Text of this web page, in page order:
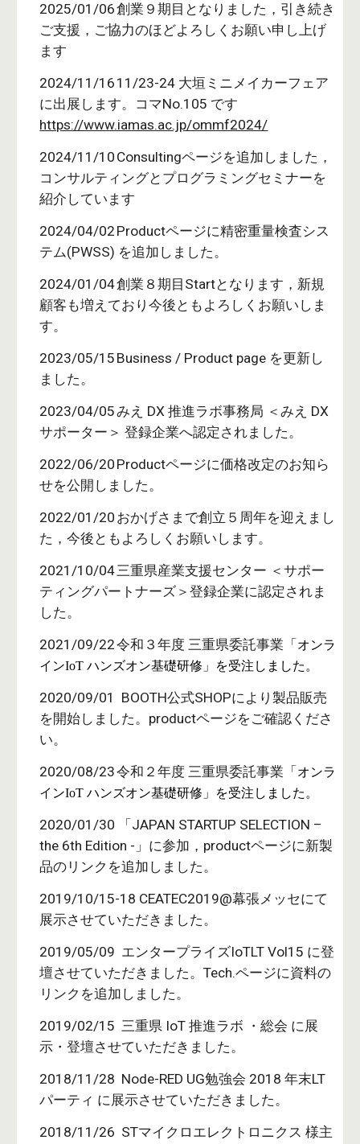
2025/01/06創業９期目となりました，引き続き
ご支援，ご協力のほどよろしくお願い申し上げ
ます
2024/11/16 11/23-24 大垣ミニメイカーフェア
に出展します。コマNo.105 です
https://www.iamas.ac.jp/ommf2024/
2024/11/10 Consultingページを追加しました，
コンサルティングとプログラミングセミナーを
紹介しています
2024/04/02 Productページに精密重量検査シス
テム(PWSS) を追加しました。
2024/01/04創業８期目Startとなります，新規
顧客も増えており今後ともよろしくお願いしま
す。
2023/05/15 Business / Product page を更新し
ました。
2023/04/05みえ DX 推進ラボ事務局 ＜みえ DX
サポーター＞ 登録企業へ認定されました。
2022/06/20 Productページに価格改定のお知ら
せを公開しました。
2022/01/20 おかげさまで創立５周年を迎えまし
た，今後ともよろしくお願いします。
2021/10/04三重県産業支援センター ＜サポー
ティングパートナーズ＞登録企業に認定されま
した。
2021/09/22令和 ３年度 三重県委託事業「 オンラ
インIoT ハンズオン基礎研修」を受注しました。
2020/09/01 BOOTH公式SHOPにより製品販売
を開始しました。productページをご確認くださ
い。
2020/08/23令和２年度 三重県委託事業「 オンラ
インIoT ハンズオン基礎研修」を受注しました。
2020/01/30 「JAPAN STARTUP SELECTION –
the 6th Edition -」に参加，productページに新製
品のリンクを追加しました。
2019/10/15-18 CEATEC2019@幕張メッセにて
展示させていただきました。
2019/05/09 エンタープライズIoTLT Vol15 に登
壇させていただきました。Tech.ページに資料の
リンクを追加しました。
2019/02/15 三重県 IoT 推進ラボ ・総会 に展
示・登壇させていただきました。
2018/11/28 Node-RED UG勉強会 2018 年末LT
パーティ に展示させていただきました。
2018/11/26 STマイクロエレクトロニクス 様主